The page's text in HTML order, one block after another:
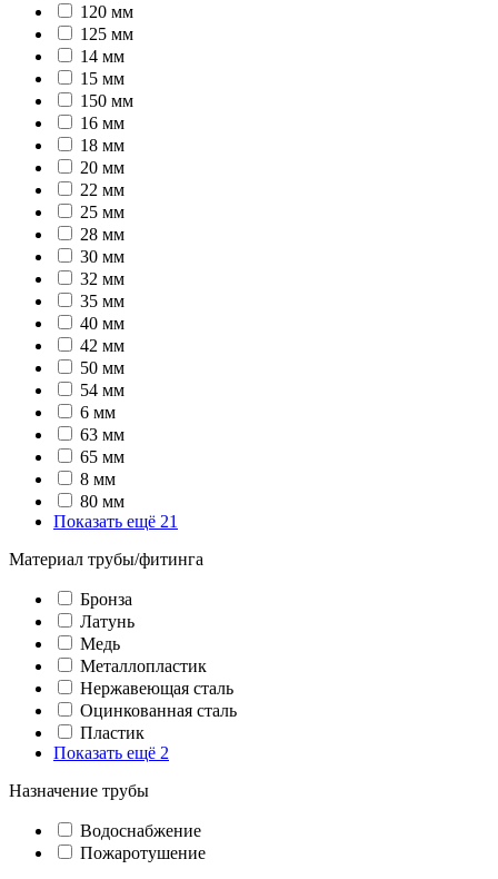
120 мм
125 мм
14 мм
15 мм
150 мм
16 мм
18 мм
20 мм
22 мм
25 мм
28 мм
30 мм
32 мм
35 мм
40 мм
42 мм
50 мм
54 мм
6 мм
63 мм
65 мм
8 мм
80 мм
Показать ещё 21
Материал трубы/фитинга
Бронза
Латунь
Медь
Металлопластик
Нержавеющая сталь
Оцинкованная сталь
Пластик
Показать ещё 2
Назначение трубы
Водоснабжение
Пожаротушение